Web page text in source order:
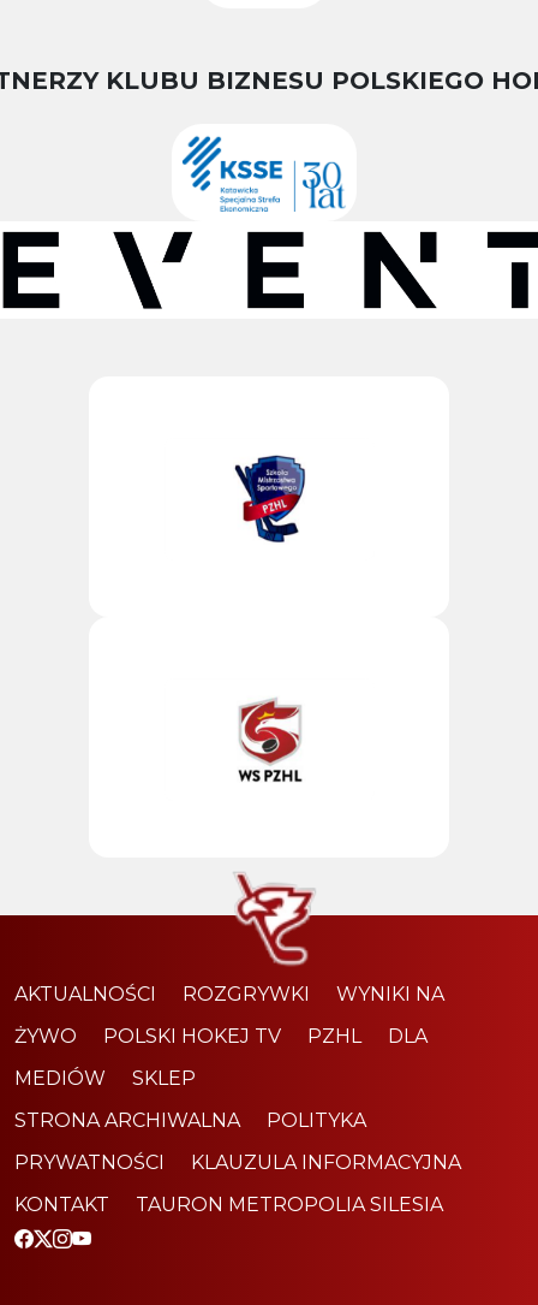
KLUBU BIZNESU POLSKIEGO
AKTUALNOŚCI ROZGRYWKI
WYNIKI NA
ŻYWO
POLSKI HOKEJ TV PZHL
DLA
MEDIÓW
SKLEP
STRONA ARCHIWALNA
POLITYKA
PRYWATNOŚCI
KLAUZULA INFORMACYJNA
KONTAKT
TAURON METROPOLIA SILESIA